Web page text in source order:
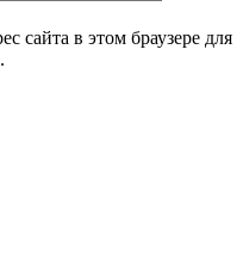
сайта в этом браузере для